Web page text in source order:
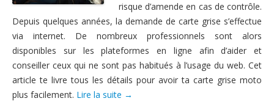
risque d’amende en cas de contrôle.
Depuis quelques années, la demande de carte grise s’effectue
via internet. De nombreux professionnels sont alors
disponibles sur les plateformes en ligne afin d’aider et
conseiller ceux qui ne sont pas habitués à l’usage du web. Cet
article te livre tous les détails pour avoir ta carte grise moto
plus facilement. Lire la suite →